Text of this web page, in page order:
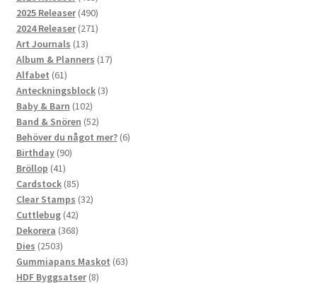
produkter
2025 Releaser 490490
produkter
2024 Releaser 271271
Art Journals 1313
produkter
Album & Planners 1717
Alfabet 6161
produkter
Anteckningsblock 33
Baby & Barn 102102
produkter
Band & Snören 5252
produkter
Behöver du något mer? 66
Birthday 9090
Bröllop 4141
produkter
Cardstock 8585
produkter
Clear Stamps 3232
Cuttlebug 4242
produkter
Dekorera 368368
Dies 25032503
produkter
Gummiapans Maskot 6363
HDF Byggsatser 88